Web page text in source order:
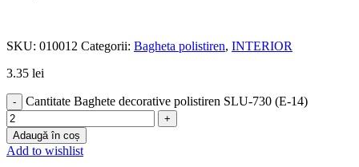
SKU: 010012 Categorii: Bagheta polistiren, INTERIOR
3.35 lei
Cantitate Baghete decorative polistiren SLU-730 (E-14)
Adaugă în coș
Add to wishlist